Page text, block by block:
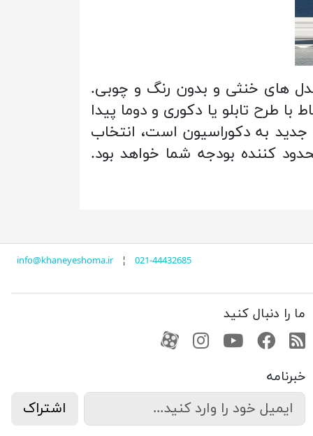
های خنثی و بدون رنگ و چوبی.
با طرح تابلو یا دکوری و دوما پیدا
به دکوراسیون است، انتخاب
کننده بودجه شما خواهد بود.
info@khaneyeshoma.ir¦ 021-44432685
ما را دنبال کنید
RSS فیسبوکیوتیوبکانال آپارات
کانال آپارات
خبرنامه
اشتراک